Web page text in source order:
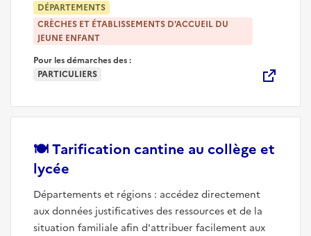
DÉPARTEMENTS
CRÈCHES ET ÉTABLISSEMENTS D'ACCUEIL DU
JEUNE ENFANT
Pour les démarches des :
PARTICULIERS
🍽️Tarification cantine au collège et
lycée
Départements et régions : accédez directement
aux données justificatives des ressources et de la
situation familiale afin d'attribuer facilement aux